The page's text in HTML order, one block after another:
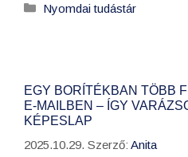
Nyomdai tudástár
EGY BORÍTÉKBAN TÖBB
E-MAILBEN – ÍGY
KÉPESLAP
2025.10.29. Szerző: Anita